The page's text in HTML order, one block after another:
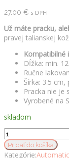
27.00 € s DPH
Už máte pracku,
pravej talianskej
Kompatibilné
Dĺžka: min.
Ručne
Šírka: 3.5
Pracka nie je
Vyrobené na
skladom
Kožený
remeň
pre
Pridať do košíka
Kategórie: